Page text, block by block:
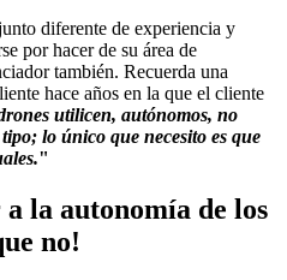
diferente de experiencia y
por hacer de su área de
también. Recuerda una
hace años en la que el cliente
utilicen, autónomos, no
lo único que necesito es que
"
la autonomía de los
no!